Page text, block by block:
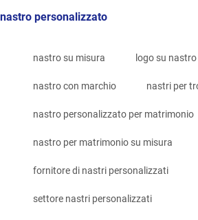
nastro personalizzato
nastro su misura logo su
nastro con marchio nastri per
nastro personalizzato per matrimonio
nastro per matrimonio su misura
fornitore di nastri personalizzati
settore nastri personalizzati